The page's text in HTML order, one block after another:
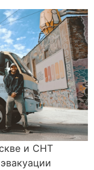
и СНТ